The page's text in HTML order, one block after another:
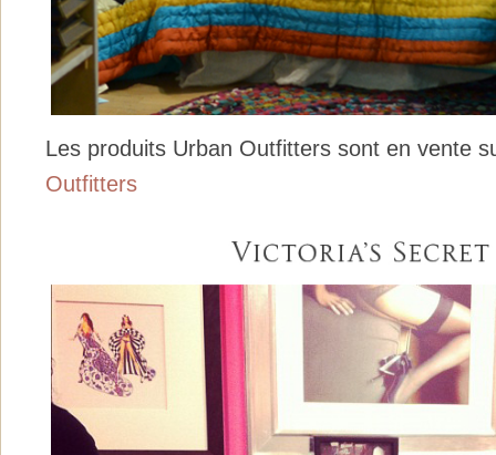
Les produits Urban Outfitters sont en vente
Outfitters